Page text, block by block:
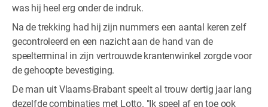
was hij heel erg onder de indruk.
Na de trekking had hij zijn nummers een aantal keren zelf
gecontroleerd en een nazicht aan de hand van de
speelterminal in zijn vertrouwde krantenwinkel zorgde voor
de gehoopte bevestiging.
De man uit Vlaams-Brabant speelt al trouw dertig jaar lang
dezelfde combinaties met Lotto. "Ik speel af en toe ook